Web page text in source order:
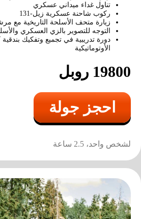
تناول غداء ميداني عسكري
ركوب شاحنة عسكرية زيل-131
زيارة متحف الأسلحة التاريخية مع
التوجه للتصوير بالزي العسكري
دورة تدريبية في تجميع وتفكيك
الأوتوماتيكية
19800 روبل
احجز جولة
لشخص واحد، 2.5 ساعة